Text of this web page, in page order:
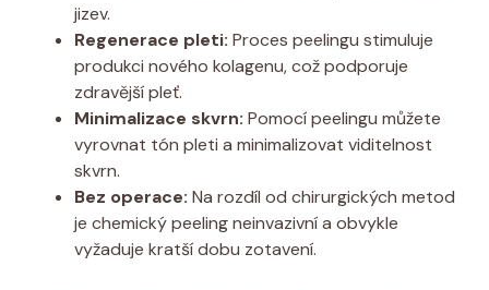
jizev.
Regenerace pleti: Proces peelingu stimuluje
produkci nového kolagenu, což podporuje
zdravější pleť.
Minimalizace skvrn: Pomocí peelingu můžete
vyrovnat tón pleti a minimalizovat viditelnost
skvrn.
Bez operace: Na rozdíl od chirurgických metod
je chemický peeling neinvazivní a obvykle
vyžaduje kratší dobu zotavení.